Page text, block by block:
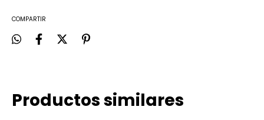
COMPARTIR
Productos similares